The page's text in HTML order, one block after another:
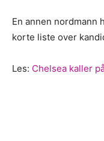
En annen nordmann
korte liste over
Les: Chelsea kaller